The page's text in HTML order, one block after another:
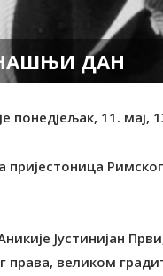
ДАН
11. мај,
Јустинијан
права, великом